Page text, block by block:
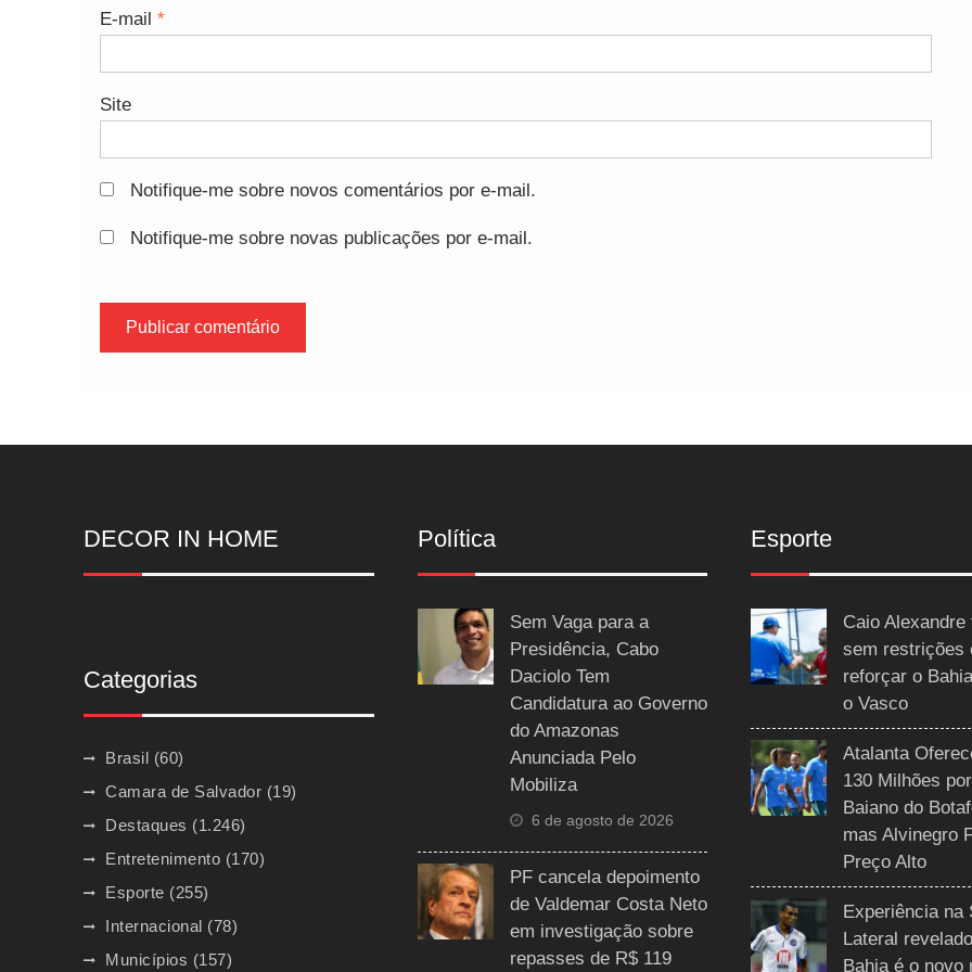
E-mail *
Site
Notifique-me sobre novos comentários por e-mail.
Notifique-me sobre novas publicações por e-mail.
DECOR IN HOME
Categorias
Brasil (60)
Camara de Salvador (19)
Destaques (1.246)
Entretenimento (170)
Esporte (255)
Internacional (78)
Municípios (157)
Política
Sem Vaga para a
Presidência, Cabo
Daciolo Tem
Candidatura ao Governo
do Amazonas
Anunciada Pelo
Mobiliza
6 de agosto de 2026
PF cancela depoimento
de Valdemar Costa Neto
em investigação sobre
repasses de R$ 119
Esporte
Caio Alexandre
sem restrições
reforçar o
o Vasco
Atalanta
130 Milhões
Baiano do
mas Alvinegro
Preço Alto
Experiência na
Lateral
Bahia é o novo